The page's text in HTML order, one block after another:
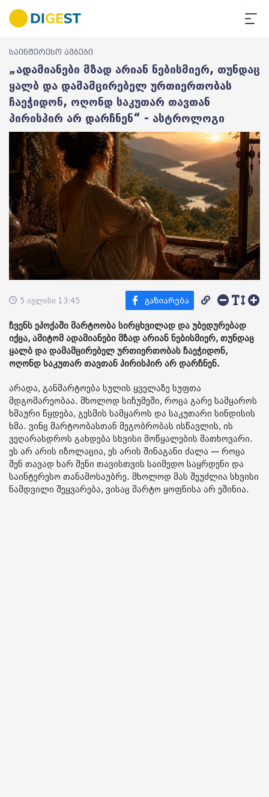
საინტერესო ამბები
„ადამიანები მზად არიან ნებისმიერ, თუნდაც
ყალბ და დამამცირებელ ურთიერთობას
ჩაეჭიდონ, ოღონდ საკუთარ თავთან
პირისპირ არ დარჩნენ“ - ასტროლოგი
5 ივლისი 13:45
ჩვენს ეპოქაში მარტოობა სირცხვილად და უბედურებად
იქცა, ამიტომ ადამიანები მზად არიან ნებისმიერ, თუნდაც
ყალბ და დამამცირებელ ურთიერთობას ჩაეჭიდონ,
ოღონდ საკუთარ თავთან პირისპირ არ დარჩნენ.
არადა, განმარტოება სულის ყველაზე სუფთა
მდგომარეობაა. მხოლოდ სიჩუმეში, როცა გარე სამყაროს
ხმაური წყდება, გესმის სამყაროს და საკუთარი სინდისის
ხმა. ვინც მარტოობასთან მეგობრობას ისწავლის, ის
ვეღარასდროს გახდება სხვისი მოწყალების მათხოვარი.
ეს არ არის იზოლაცია, ეს არის შინაგანი ძალა — როცა
შენ თავად ხარ შენი თავისთვის საიმედო საყრდენი და
საინტერესო თანამოსაუბრე. მხოლოდ მას შეუძლია სხვისი
ნამდვილი შეყვარება, ვისაც მარტო ყოფნისა არ ეშინია.